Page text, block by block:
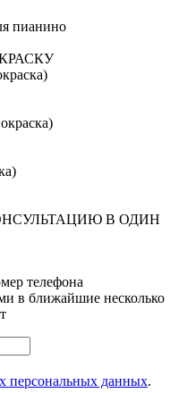
пианино
В ОДИН
телефона
в ближайшие несколько
персональных данных.